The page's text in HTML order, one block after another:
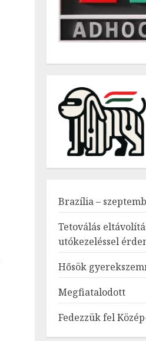
Brazília –
Tetoválás
utókezeléssel
Hősök
Megfiatalodott
Fedezzük fel